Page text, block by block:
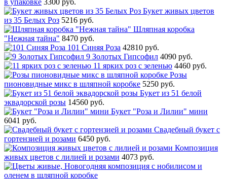
Букет живых цветов
из 35 Белых Роз 5216 руб.
Шляпная коробка
"Нежная тайна" 8470 руб.
101 Синяя Роза 42810 руб.
9 Золотых Гипсофил 4090 руб.
11 ярких роз с зеленью 4460 руб.
Розы
пионовидные микс в шляпной коробке 5250 руб.
Букет из 51 белой
эквадорской розы 14560 руб.
Букет "Роза и Лилии" мини
6041 руб.
Свадебный букет с
гортензией и розами 6450 руб.
Композиция
живых цветов с лилией и розами 4073 руб.